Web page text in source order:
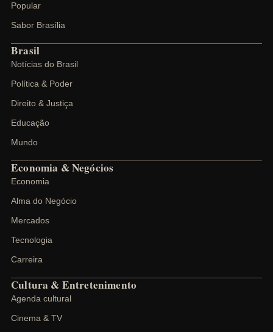
Popular
Sabor Brasília
Brasil
Notícias do Brasil
Política & Poder
Direito & Justiça
Educação
Mundo
Economia & Negócios
Economia
Alma do Negócio
Mercados
Tecnologia
Carreira
Cultura & Entretenimento
Agenda cultural
Cinema & TV